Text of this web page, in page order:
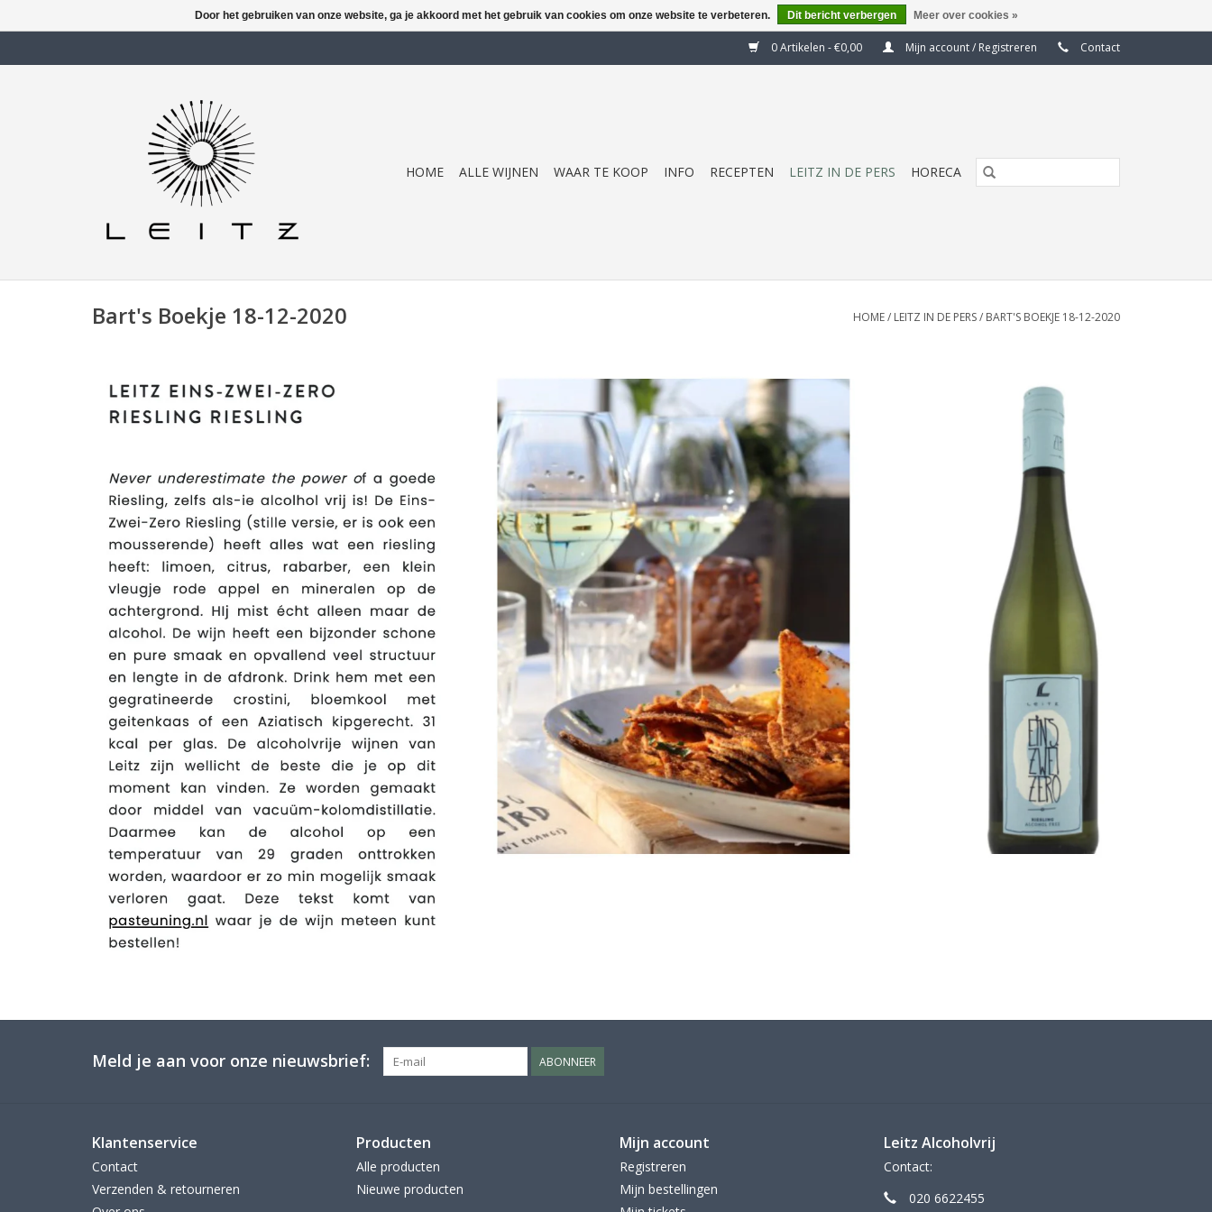
0 Artikelen - €0,00 Mijn account / Registreren Contact
HOME ALLE WIJNEN WAAR TE KOOP INFO RECEPTEN LEITZ IN DE PERS HORECA
Bart's Boekje 18-12-2020 HOME/ LEITZ IN DE PERS/ BART'S BOEKJE 18-12-2020
Meld je aan voor onze nieuwsbrief: ABONNEER
Klantenservice
Contact
Verzenden & retourneren
Producten
Alle producten
Nieuwe producten
Mijn account
Registreren
Mijn bestellingen
Leitz Alcoholvrij
Contact:
020 6622455
Door het gebruiken van onze website, ga je akkoord met het gebruik van cookies om onze website te verbeteren. Dit bericht verbergen Meer over cookies »